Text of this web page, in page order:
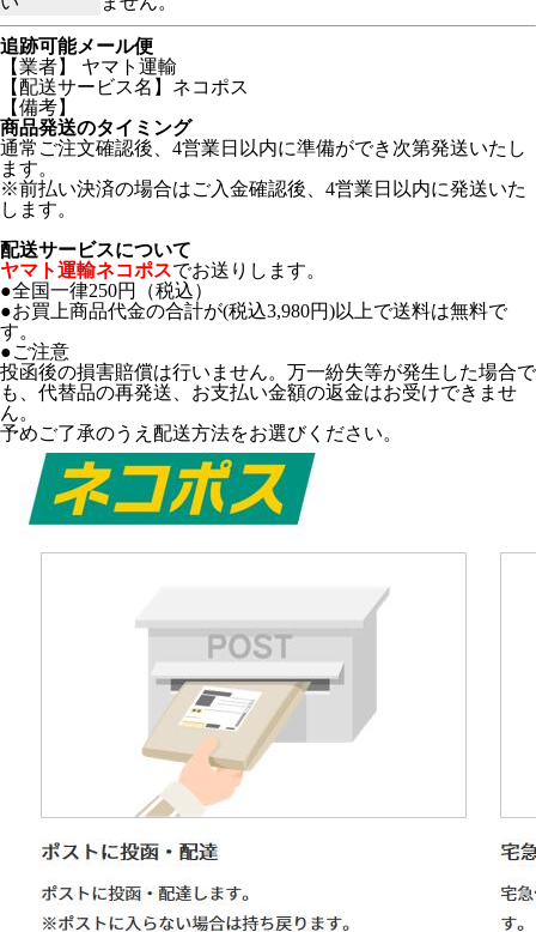
追跡可能メール便
【業者】 ヤマト運輸
【配送サービス名】ネコポス
【備考】
商品発送のタイミング
通常ご注文確認後、4営業日以内に準備ができ次第発送いたし
ます。
※前払い決済の場合はご入金確認後、4営業日以内に発送いた
します。
配送サービスについて
ヤマト運輸ネコポスでお送りします。
●全国一律250円（税込）
●お買上商品代金の合計が(税込3,980円)以上で送料は無料で
す。
●ご注意
投函後の損害賠償は行いません。万一紛失等が発生した場合で
も、代替品の再発送、お支払い金額の返金はお受けできませ
ん。
予めご了承のうえ配送方法をお選びください。